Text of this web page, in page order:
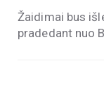
Žaidimai bus
pradedant nuo